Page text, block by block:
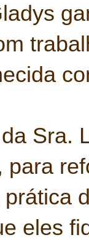
Sra.
para
eles